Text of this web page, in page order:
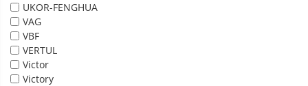
UKOR-FENGHUA
VAG
VBF
VERTUL
Victor
Victory